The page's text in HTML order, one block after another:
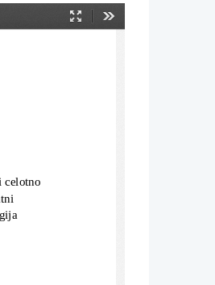
Način
celotno